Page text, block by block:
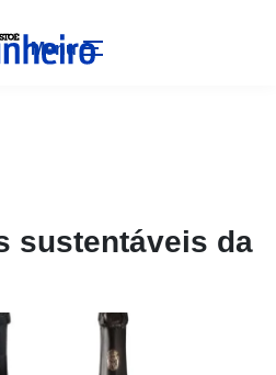
Menu
sustentáveis da